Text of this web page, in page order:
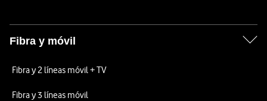
Fibra y móvil
Fibra y 2 líneas móvil + TV
Fibra y 3 líneas móvil